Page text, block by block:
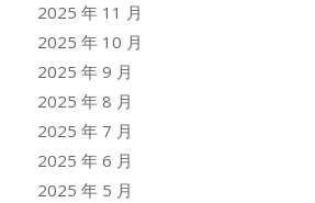
2025 年 11 月
2025 年 10 月
2025 年 9 月
2025 年 8 月
2025 年 7 月
2025 年 6 月
2025 年 5 月